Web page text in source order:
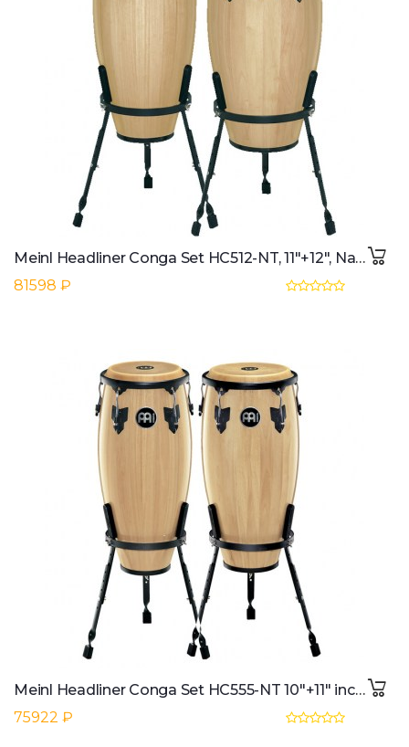
Meinl Headliner Conga Set HC512-NT, 11"+12", Natural
81598 ₽
Meinl Headliner Conga Set HC555-NT 10"+11" incl. Stand
75922 ₽